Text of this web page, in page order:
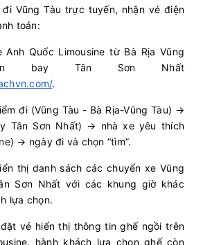
Sân bay Tân Sơn Nhất
Tàu
Còn trống: 4 Chọn mua
10/08 (2 giờ 55 phút)
Sân bay Tân Sơn Nhất
Tàu Limousine 9 chỗ
Còn trống:
đi Vũng Tàu trực tuyến, nhận vé điện
toán:
Quốc Limousine từ Bà Rịa Vũng
bay Tân Sơn Nhất
.
đi (Vũng Tàu - Bà Rịa-Vũng Tàu) →
Tân Sơn Nhất) → nhà xe yêu thích
→ ngày đi và chọn “tìm”.
thị danh sách các chuyến xe Vũng
Sơn Nhất với các khung giờ khác
lựa chọn.
vé hiển thị thông tin ghế ngồi trên
hành khách lựa chọn ghế còn